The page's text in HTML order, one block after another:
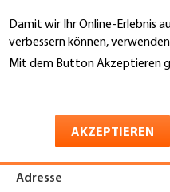
Damit wir Ihr Online-Erlebnis
verbessern können,
Mit dem Button Akzeptieren
AKZEPTIEREN
zum
Inhalt
Biniam
Adresse